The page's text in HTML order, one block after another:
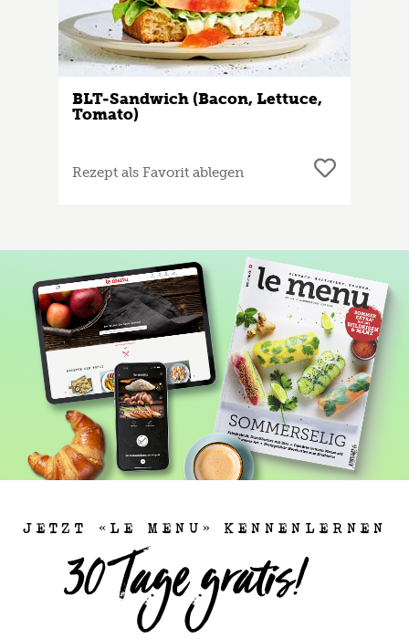
BLT-Sandwich (Bacon, Lettuce,
Tomato)
Rezept als Favorit ablegen
Vitello tonnato
Rezept als Favorit ablegen
JETZT «LE MENU» KENNENLERNEN